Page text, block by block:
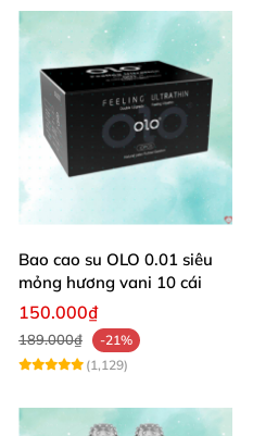
Bao cao su OLO 0.01 siêu
mỏng hương vani 10 cái
150.000₫
189.000₫
-21%
(1,129)